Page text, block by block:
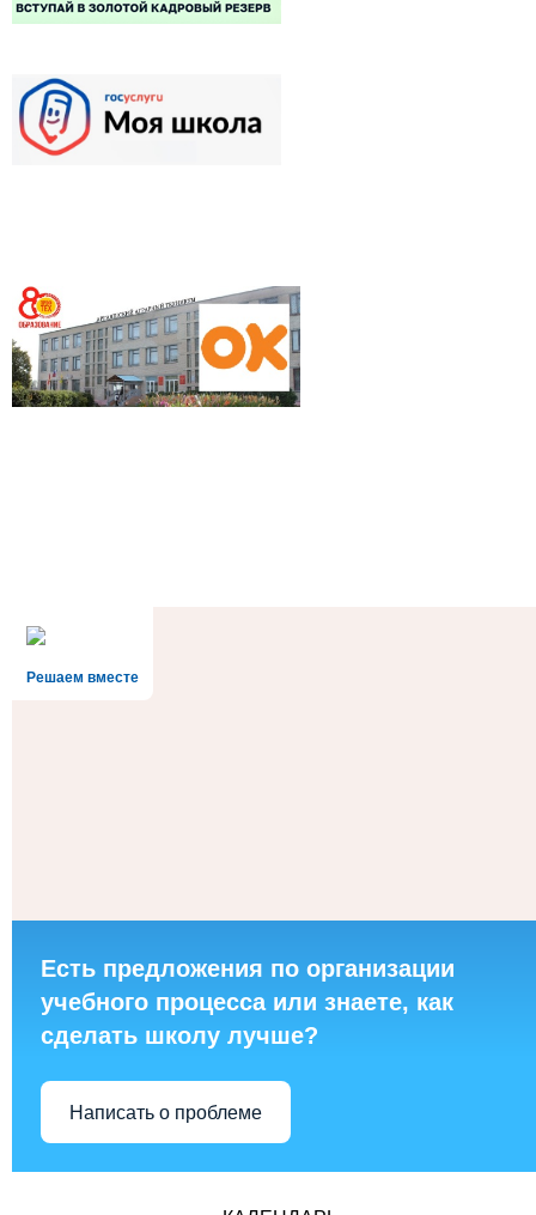
Решаем вместе
Есть предложения по организации
учебного процесса или знаете, как
сделать школу лучше?
Написать о проблеме